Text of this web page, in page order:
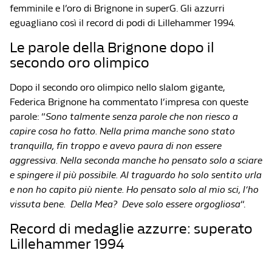
femminile e l’oro di Brignone in superG. Gli azzurri
eguagliano così il record di podi di Lillehammer 1994.
Le parole della Brignone dopo il
secondo oro olimpico
Dopo il secondo oro olimpico nello slalom gigante,
Federica Brignone ha commentato l’impresa con queste
parole: “Sono talmente senza parole che non riesco a
capire cosa ho fatto. Nella prima manche sono stato
tranquilla, fin troppo e avevo paura di non essere
aggressiva. Nella seconda manche ho pensato solo a sciare
e spingere il più possibile. Al traguardo ho solo sentito urla
e non ho capito più niente. Ho pensato solo al mio sci, l’ho
vissuta bene. Della Mea? Deve solo essere orgogliosa“.
Record di medaglie azzurre: superato
Lillehammer 1994